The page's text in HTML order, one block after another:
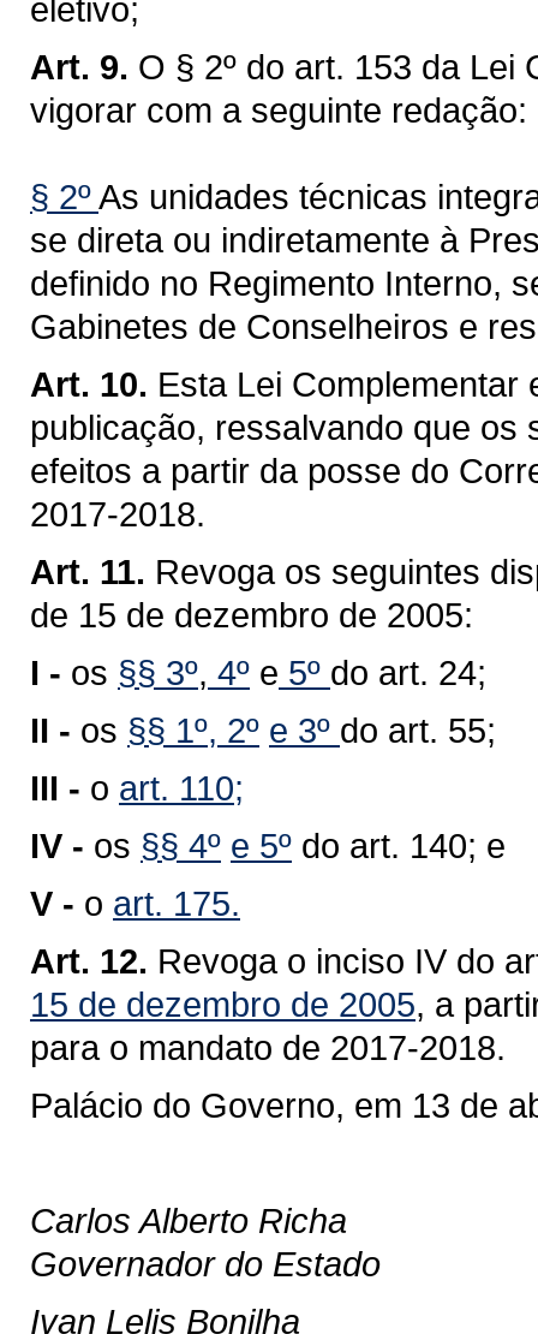
eletivo;
Art. 9. O § 2º do art. 153 da Lei
vigorar com a seguinte redação:
§ 2ºAs unidades técnicas
se direta ou indiretamente à
definido no Regimento Interno,
Gabinetes de Conselheiros e
Art. 10. Esta Lei Complementar
publicação, ressalvando que os
efeitos a partir da posse do
2017-2018.
Art. 11. Revoga os seguintes
de 15 de dezembro de 2005:
I - os §§ 3º, 4º e 5º do art. 24;
II - os §§ 1º, 2º e 3º do art. 55;
III - o art. 110;
IV - os §§ 4º e 5º do art. 140; e
V - o art. 175.
Art. 12. Revoga o inciso IV do
15 de dezembro de 2005, a
para o mandato de 2017-2018.
Palácio do Governo, em 13 de
Carlos Alberto Richa
Governador do Estado
Ivan Lelis Bonilha